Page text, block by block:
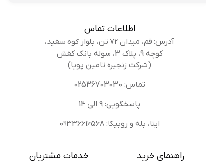
اطلاعات تماس
آدرس: قم، میدان 72 تن، بلوار کوه سفید،
کوچه 9، پلاک 3، سوله بانک کفش
(شرکت زنجیره تامین پویا)
تماس: 02536703030
پاسخگویی: 9 الی 14
ایتا، بله و روبیکا: 09336616568
راهنمای خرید خدمات مشتریان